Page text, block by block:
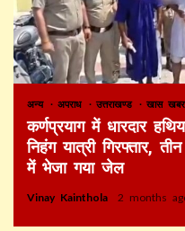
अन्य अपराध उत्तराखण्ड खास खबर
कर्णप्रयाग में धारदार
निहंग यात्री गिरफ्तार,
में भेजा गया जेल
Vinay Kainthola 2 months